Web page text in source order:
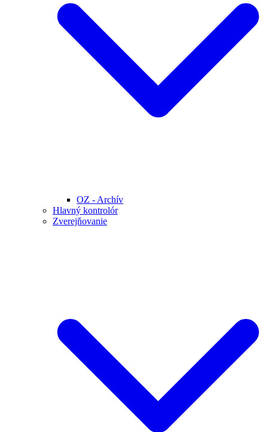
OZ - Archív
Hlavný kontrolór
Zverejňovanie